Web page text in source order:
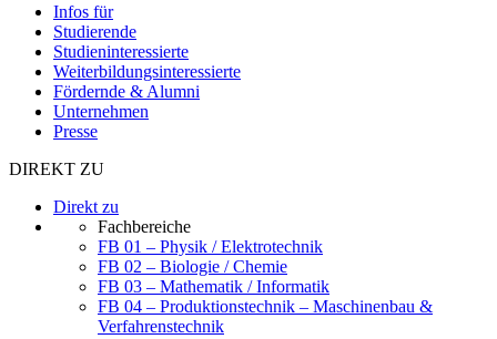
Infos für
Studierende
Studieninteressierte
Weiterbildungsinteressierte
Fördernde & Alumni
Unternehmen
Presse
DIREKT ZU
Direkt zu
Fachbereiche
FB 01 – Physik / Elektrotechnik
FB 02 – Biologie / Chemie
FB 03 – Mathematik / Informatik
FB 04 – Produktionstechnik – Maschinenbau &
Verfahrenstechnik